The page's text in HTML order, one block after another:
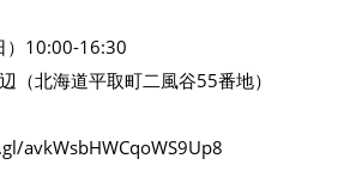
）10:00-16:30
（北海道平取町二風谷55番地）
avkWsbHWCqoWS9Up8